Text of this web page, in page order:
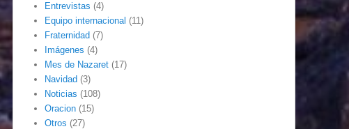
Entrevistas (4)
Equipo internacional (11)
Fraternidad (7)
Imágenes (4)
Mes de Nazaret (17)
Navidad (3)
Noticias (108)
Oracion (15)
Otros (27)